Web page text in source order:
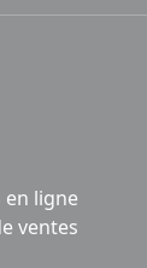
ligne
ventes